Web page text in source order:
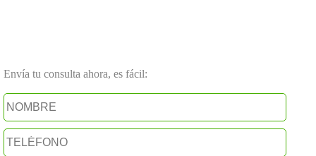
Envía tu consulta ahora, es fácil: